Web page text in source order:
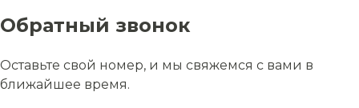
Обратный звонок
Оставьте свой номер, и мы свяжемся с вами в
ближайшее время.